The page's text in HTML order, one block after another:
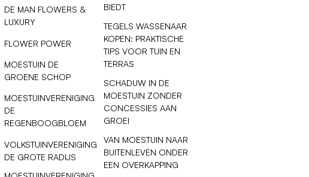
DE MAN FLOWERS &
LUXURY
FLOWER POWER
MOESTUIN DE
GROENE SCHOP
MOESTUINVERENIGING
DE
REGENBOOGBLOEM
VOLKSTUINVERENIGING
DE GROTE RADIJS
BIEDT
TEGELS WASSENAAR
KOPEN: PRAKTISCHE
TIPS VOOR TUIN EN
TERRAS
SCHADUW IN DE
MOESTUIN ZONDER
CONCESSIES AAN
GROEI
VAN MOESTUIN NAAR
BUITENLEVEN ONDER
EEN OVERKAPPING